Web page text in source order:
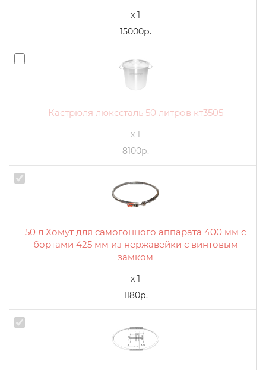
x 1
15000р.
Кастрюля люкссталь 50 литров кт3505
x 1
8100р.
50 л Хомут для самогонного аппарата 400 мм с
бортами 425 мм из нержавейки с винтовым
замком
x 1
1180р.